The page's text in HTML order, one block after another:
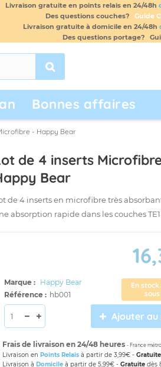
Livraison gratuite en points relais en 24/48h
Des questions couches?
Guide
Livraison gratuite à domicile en 24/48h
Des questions portage?
Bonnes affaires
- Happy Bear
de 4 inserts
Bear
de 4 inserts en microfibre très
absorption rapide dans les couches TE1
Marque : Happy Bear
Référence : hb001
En
Ajouter au
Frais de livraison en 24/48 heures - France
Livraison en Points Relaisà partir de 3,99€ - Gratuite
Livraison à Domicileà partir de 5,99€ - Gratuitedès